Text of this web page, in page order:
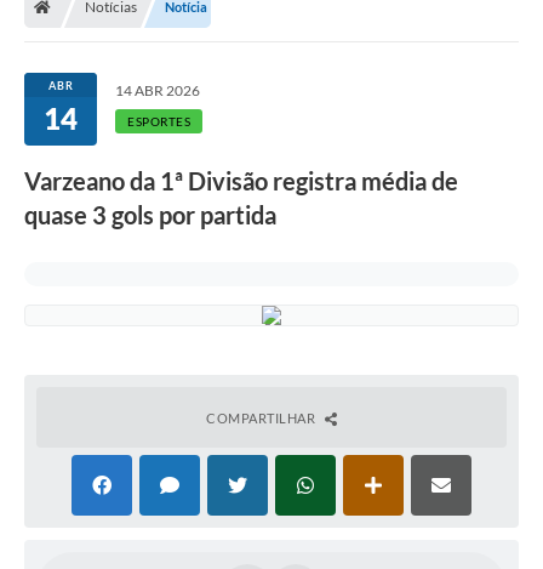
Carta de Serviços
Vagas PAT
Transparência
Selo Verde
COVID - 19
Notícias Notícia
ABR
14
14 ABR 2026
ESPORTES
Varzeano da 1ª Divisão registra média de
quase 3 gols por partida
COMPARTILHAR